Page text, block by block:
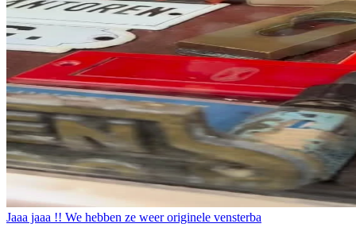
Jaaa jaaa !! We hebben ze weer originele vensterba